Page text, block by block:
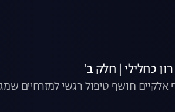
כחלילי | חלק ב'
חושף טיפול רגשי למזרחיים